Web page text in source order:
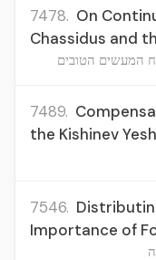
7478. On
Chassidus and
המעשים הטובים
7489.
the Kishinev
7546.
Importance of